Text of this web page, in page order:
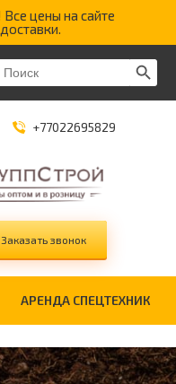
цены на сайте
for:
Search
+77022695829
Заказать звонок
АРЕНДА СПЕЦТЕХНИК